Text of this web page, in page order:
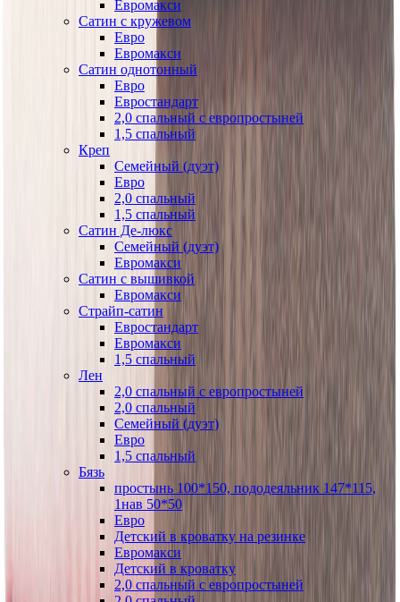
Евромакси
Сатин с кружевом
Евро
Евромакси
Сатин однотонный
Евро
Евростандарт
2,0 спальный с европростыней
1,5 спальный
Креп
Семейный (дуэт)
Евро
2,0 спальный
1,5 спальный
Сатин Де-люкс
Семейный (дуэт)
Евромакси
Сатин с вышивкой
Евромакси
Страйп-сатин
Евростандарт
Евромакси
1,5 спальный
Лен
2,0 спальный с европростыней
2,0 спальный
Семейный (дуэт)
Евро
1,5 спальный
Бязь
простынь 100*150, пододеяльник 147*115,
1нав 50*50
Евро
Детский в кроватку на резинке
Евромакси
Детский в кроватку
2,0 спальный с европростыней